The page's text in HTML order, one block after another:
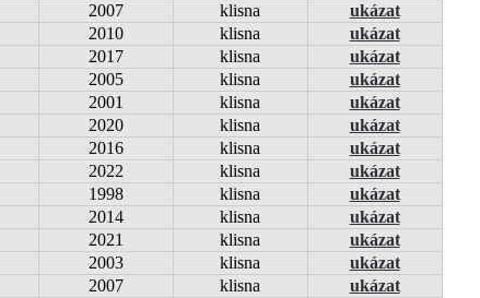
2007 klisna
ukázat
2010 klisna
ukázat
2017 klisna
ukázat
2005 klisna
ukázat
2001 klisna
ukázat
2020 klisna
ukázat
2016 klisna
ukázat
2022 klisna
ukázat
1998 klisna
ukázat
2014 klisna
ukázat
2021 klisna
ukázat
2003 klisna
ukázat
2007 klisna
ukázat